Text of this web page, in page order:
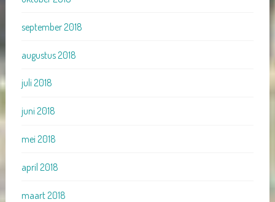
september 2018
augustus 2018
juli 2018
juni 2018
mei 2018
april 2018
maart 2018